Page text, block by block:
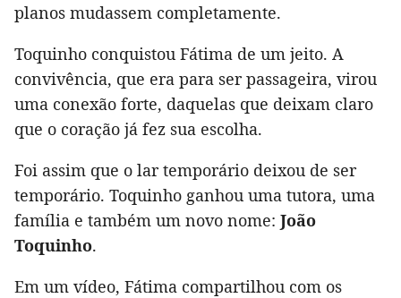
planos mudassem completamente.
Toquinho conquistou Fátima de um jeito. A
convivência, que era para ser passageira, virou
uma conexão forte, daquelas que deixam claro
que o coração já fez sua escolha.
Foi assim que o lar temporário deixou de ser
temporário. Toquinho ganhou uma tutora, uma
família e também um novo nome: João
Toquinho.
Em um vídeo, Fátima compartilhou com os